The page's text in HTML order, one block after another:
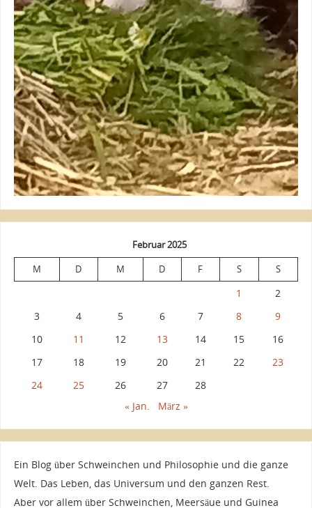
Februar 2025
M
D M D F S S
1
2
3
4 5 6 7 8
9
10
11 12 13 14 15
16
17
18 19 20 21 22
23
24
25 26 27
28
« Jan.
März »
Ein Blog über Schweinchen und Philosophie und die ganze
Welt. Das Leben, das Universum und den ganzen Rest.
Aber vor allem über Schweinchen, Meersäue und Guinea